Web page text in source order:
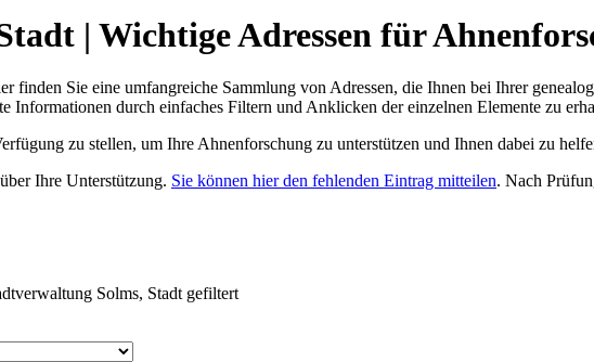
| Wichtige Adressen für
Sie eine umfangreiche Sammlung von Adressen, die Ihnen bei Ihrer
Informationen durch einfaches Filtern und Anklicken der einzelnen Elemente zu
zu stellen, um Ihre Ahnenforschung zu unterstützen und Ihnen dabei zu
Ihre Unterstützung. Sie können hier den fehlenden Eintrag mitteilen. Nach
Solms, Stadt gefiltert